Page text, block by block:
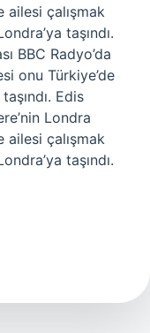
çalışmak
taşındı.
BBC Radyo’da
onu Türkiye’de
Edis
Londra
çalışmak
taşındı.